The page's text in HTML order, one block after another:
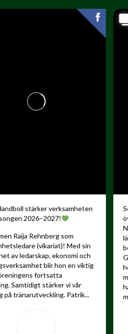
stärker verksamheten
2026–2027!
Raija Rehnberg som
(vikariat)! Med sin
av ledarskap, ekonomi och
blir hon en viktig
fortsatta
Samtidigt stärker vi vår
på tränarutveckling. Patrik...